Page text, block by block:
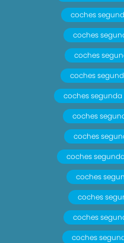
coches
coches
coches
coches
coches
coches
coches
coches
coches
coches
coches
coches